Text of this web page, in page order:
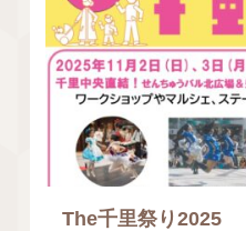
The千里祭り2025